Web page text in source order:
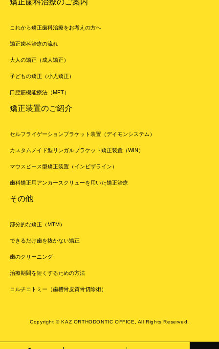
これから矯正歯科治療をお考えの方へ
矯正歯科治療の流れ
大人の矯正（成人矯正）
子どもの矯正（小児矯正）
口腔筋機能療法（MFT）
矯正装置のご紹介
セルフライゲーションブラケット装置（デイモンシステム）
カスタムメイド型リンガルブラケット矯正装置（WIN）
マウスピース型矯正装置（インビザライン）
歯科矯正用アンカースクリューを用いた矯正治療
その他
部分的な矯正（MTM）
できるだけ歯を抜かない矯正
歯のクリーニング
治療期間を短くするための方法
コルチコトミー（歯槽骨皮質骨切除術）
Copyright © KAZ ORTHODONTIC OFFICE, All Rights Reserved.